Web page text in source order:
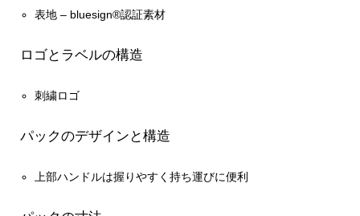
表地 – bluesign®認証素材
ロゴとラベルの構造
刺繍ロゴ
パックのデザインと構造
上部ハンドルは握りやすく持ち運びに便利